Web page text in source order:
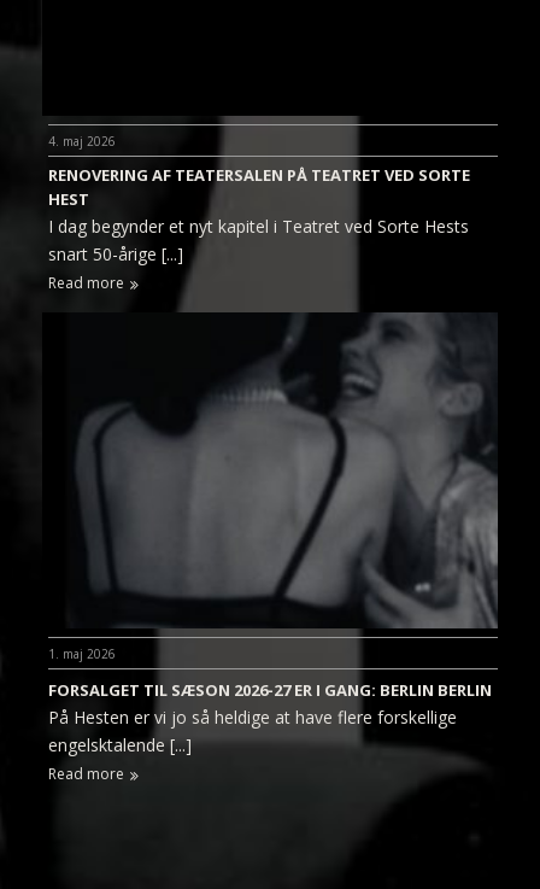
4. maj 2026
RENOVERING AF TEATERSALEN PÅ TEATRET VED SORTE
HEST
I dag begynder et nyt kapitel i Teatret ved Sorte Hests
snart 50-årige [...]
Read more
1. maj 2026
FORSALGET TIL SÆSON 2026-27 ER I GANG: BERLIN BERLIN
På Hesten er vi jo så heldige at have flere forskellige
engelsktalende [...]
Read more